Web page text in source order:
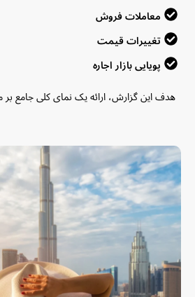
معاملات فروش
تغییرات قیمت
پویایی بازار اجاره
هدف این گزارش، ارائه یک نمای کلی جامع بر